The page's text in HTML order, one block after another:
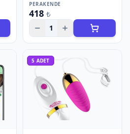
PERAKENDE
418 ₺
1
5 ADET